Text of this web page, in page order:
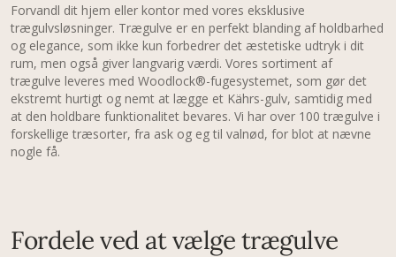
Forvandl dit hjem eller kontor med vores eksklusive
trægulvsløsninger. Trægulve er en perfekt blanding af holdbarhed
og elegance, som ikke kun forbedrer det æstetiske udtryk i dit
rum, men også giver langvarig værdi. Vores sortiment af
trægulve leveres med Woodlock®-fugesystemet, som gør det
ekstremt hurtigt og nemt at lægge et Kährs-gulv, samtidig med
at den holdbare funktionalitet bevares. Vi har over 100 trægulve i
forskellige træsorter, fra ask og eg til valnød, for blot at nævne
nogle få.
Fordele ved at vælge trægulve